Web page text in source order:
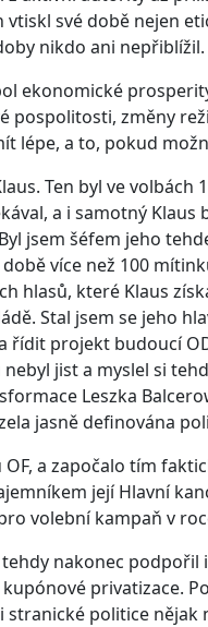
své době nejen
nikdo ani nepřiblížil.
ekonomické
změny
lépe, a to, pokud
Ten byl ve volbách
a i samotný
jsem šéfem jeho
více než 100
které Klaus
Stal jsem se jeho
projekt budoucí
jist a myslel si
Leszka
jasně definována
a započalo tím
její Hlavní
volební kampaň v
nakonec podpořil
privatizace.
politice